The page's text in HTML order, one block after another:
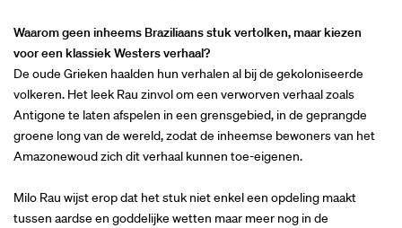
Waarom geen inheems Braziliaans stuk vertolken, maar kiezen
voor een klassiek Westers verhaal?
De oude Grieken haalden hun verhalen al bij de gekoloniseerde
volkeren. Het leek Rau zinvol om een verworven verhaal zoals
Antigone te laten afspelen in een grensgebied, in de geprangde
groene long van de wereld, zodat de inheemse bewoners van het
Amazonewoud zich dit verhaal kunnen toe-eigenen.
Milo Rau wijst erop dat het stuk niet enkel een opdeling maakt
tussen aardse en goddelijke wetten maar meer nog in de